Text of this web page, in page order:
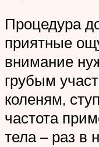
Процедура
приятные
внимание
грубым
коленям,
частота
тела – раз в